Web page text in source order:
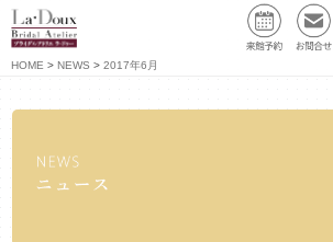
HOME NEWS 2017年6月